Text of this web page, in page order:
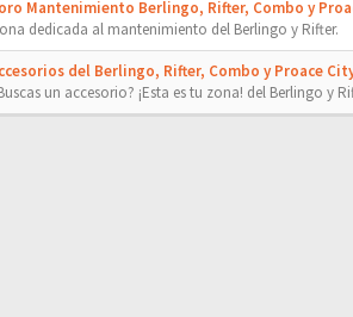
Mantenimiento Berlingo, Rifter, Combo y
dedicada al mantenimiento del Berlingo y Rifter.
del Berlingo, Rifter, Combo y Proace
un accesorio? ¡Esta es tu zona! del Berlingo y